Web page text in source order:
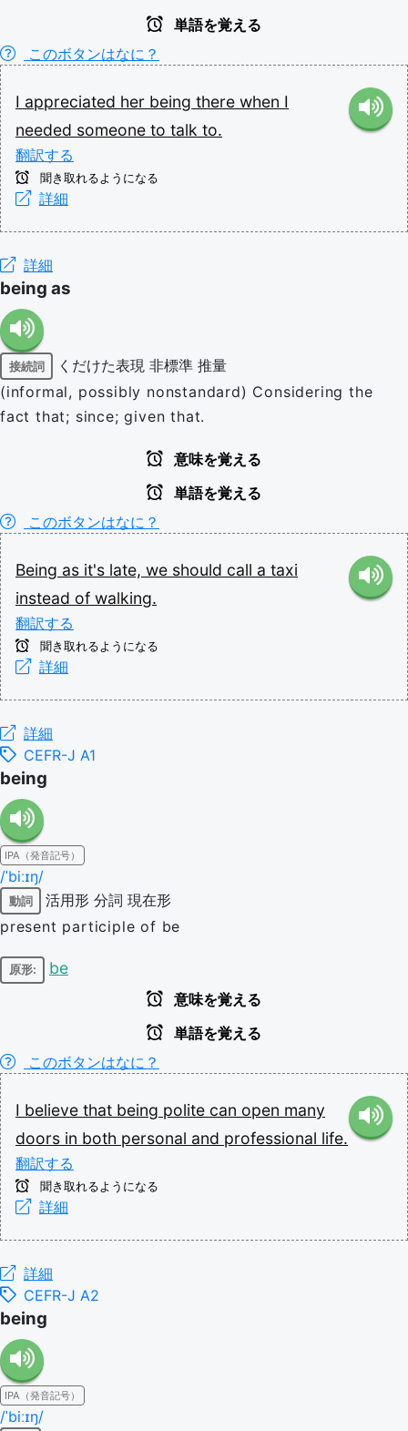
単語を覚える
このボタンはなに？
I appreciated her being there when I
needed someone to talk to.
翻訳する
聞き取れるようになる
詳細
詳細
being as
接続詞 くだけた表現 非標準 推量
(informal, possibly nonstandard) Considering the
fact that; since; given that.
意味を覚える
単語を覚える
このボタンはなに？
Being as it's late, we should call a taxi
instead of walking.
翻訳する
聞き取れるようになる
詳細
詳細
CEFR-J A1
being
IPA（発音記号）
/ˈbiːɪŋ/
動詞 活用形 分詞 現在形
present participle of be
原形: be
意味を覚える
単語を覚える
このボタンはなに？
I believe that being polite can open many
doors in both personal and professional life.
翻訳する
聞き取れるようになる
詳細
詳細
CEFR-J A2
being
IPA（発音記号）
/ˈbiːɪŋ/